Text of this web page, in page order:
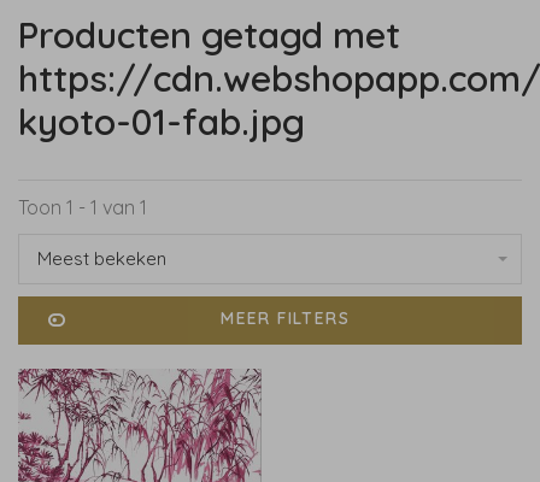
Producten getagd met
https://
kyoto-01-fab.jpg
Toon 1 - 1 van 1
Meest bekeken
MEER FILTERS